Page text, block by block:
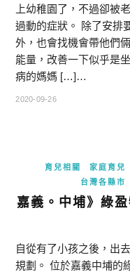
上幼稚園了，不過卻被
過動的症狀。 除了安排
外，也會找機會帶他們
能量，改善一下似乎是
病的媽媽 […]…
2020-09-26
育兒相關 家庭育兒
台灣各縣市
嘉義。中埔》綠
自從有了小孩之後，出
規劃。 位於嘉義中埔的